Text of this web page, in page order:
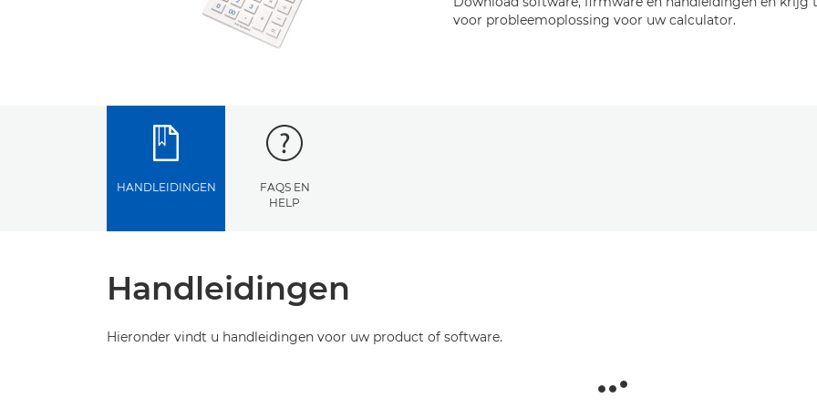
voor probleemoplossing voor uw calculator.
HANDLEIDINGEN
FAQS EN
HELP
Handleidingen
Hieronder vindt u handleidingen voor uw product of software.